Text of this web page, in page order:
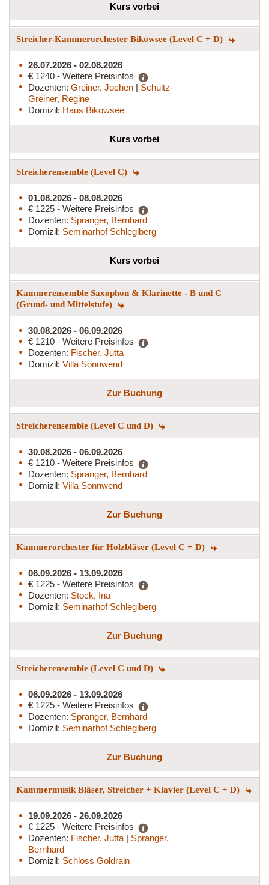
Kurs vorbei
Streicher-Kammerorchester Bikowsee (Level C + D)
26.07.2026 - 02.08.2026
€ 1240 - Weitere Preisinfos
Dozenten: Greiner, Jochen | Schultz-
Greiner, Regine
Domizil: Haus Bikowsee
Kurs vorbei
Streicherensemble (Level C)
01.08.2026 - 08.08.2026
€ 1225 - Weitere Preisinfos
Dozenten: Spranger, Bernhard
Domizil: Seminarhof Schleglberg
Kurs vorbei
Kammerensemble Saxophon & Klarinette - B und C
(Grund- und Mittelstufe)
30.08.2026 - 06.09.2026
€ 1210 - Weitere Preisinfos
Dozenten: Fischer, Jutta
Domizil: Villa Sonnwend
Zur Buchung
Streicherensemble (Level C und D)
30.08.2026 - 06.09.2026
€ 1210 - Weitere Preisinfos
Dozenten: Spranger, Bernhard
Domizil: Villa Sonnwend
Zur Buchung
Kammerorchester für Holzbläser (Level C + D)
06.09.2026 - 13.09.2026
€ 1225 - Weitere Preisinfos
Dozenten: Stock, Ina
Domizil: Seminarhof Schleglberg
Zur Buchung
Streicherensemble (Level C und D)
06.09.2026 - 13.09.2026
€ 1225 - Weitere Preisinfos
Dozenten: Spranger, Bernhard
Domizil: Seminarhof Schleglberg
Zur Buchung
Kammermusik Bläser, Streicher + Klavier (Level C + D)
19.09.2026 - 26.09.2026
€ 1225 - Weitere Preisinfos
Dozenten: Fischer, Jutta | Spranger,
Bernhard
Domizil: Schloss Goldrain